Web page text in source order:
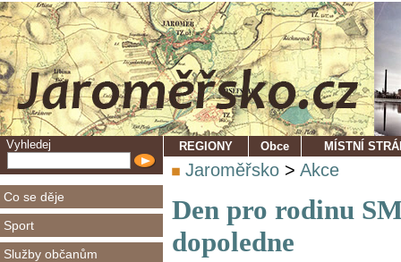
Vyhledej
Co se děje
Sport
Služby občanům
REGIONY Obce MÍSTNÍ
Jaroměřsko > Akce
Den pro rodinu
dopoledne